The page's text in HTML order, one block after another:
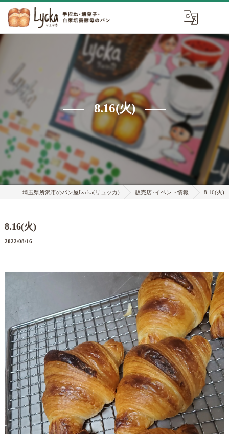
8.16(火)
埼玉県所沢市のパン屋Lycka(リュッカ) 販売店･イベント情報 8.16(火)
8.16(火)
2022/08/16